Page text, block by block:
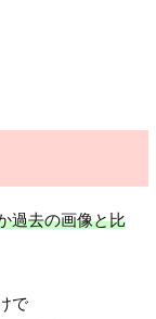
過去の画像と比
で